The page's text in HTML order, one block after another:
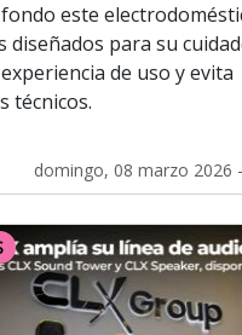
este
diseñados para su
de uso y evita
técnicos.
domingo, 08 marzo 2026 -